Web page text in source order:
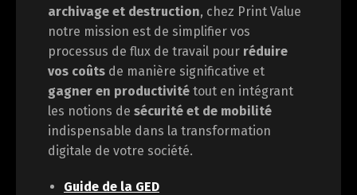
archivage et destruction, chez Print Value
notre mission est de simplifier vos
processus de flux de travail pour réduire
vos coûts de manière significative et
gagner en productivité tout en intégrant
les notions de sécurité et de mobilité
indispensable dans la transformation
digitale de votre société.
Guide de la GED